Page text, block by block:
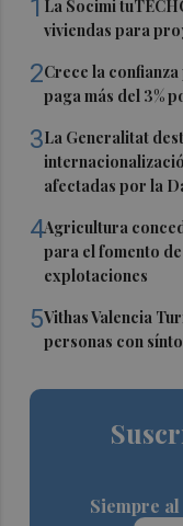
1 La Socimi
viviendas para
2Crece la
paga más del 3%
3La Generalitat
afectadas por la
4Agricultura
para el fomento
explotaciones
5Vithas Valencia
personas con
Siempre